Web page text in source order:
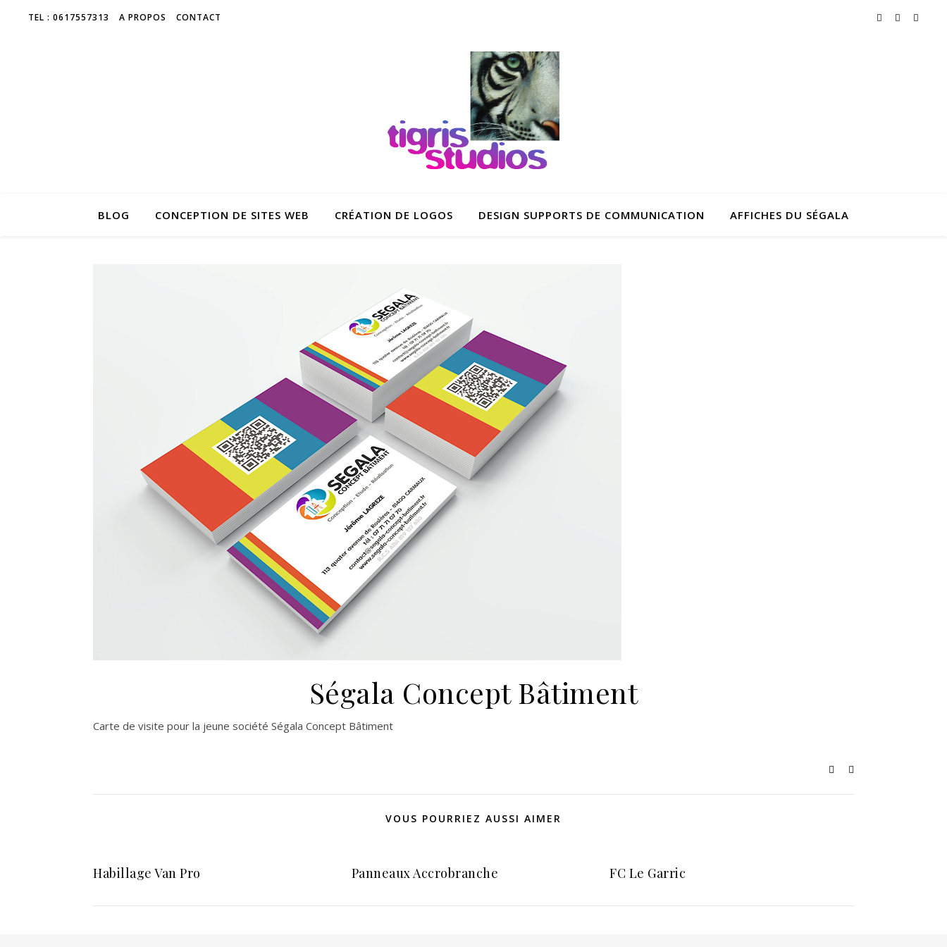
TEL : 0617557313 A PROPOS CONTACT
BLOG CONCEPTION DE SITES WEB CRÉATION DE LOGOS DESIGN SUPPORTS DE COMMUNICATION AFFICHES DU SÉGALA
Ségala Concept Bâtiment
Carte de visite pour la jeune société Ségala Concept Bâtiment
VOUS POURRIEZ AUSSI AIMER
Habillage Van Pro Panneaux Accrobranche FC Le Garric